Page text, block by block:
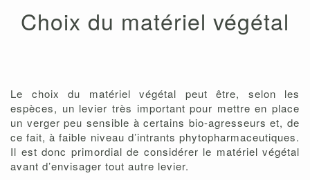
Choix du matériel végétal
Le choix du matériel végétal peut être, selon les
espèces, un levier très important pour mettre en place
un verger peu sensible à certains bio-agresseurs et, de
ce fait, à faible niveau d’intrants phytopharmaceutiques.
Il est donc primordial de considérer le matériel végétal
avant d’envisager tout autre levier.